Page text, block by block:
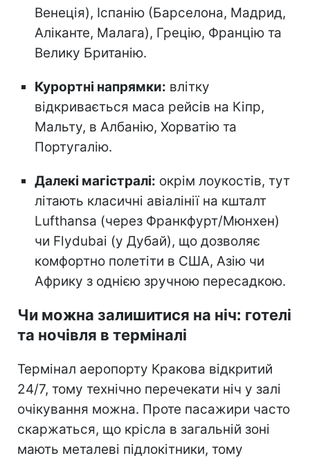
Венеція), Іспанію (Барселона, Мадрид,
Аліканте, Малага), Грецію, Францію та
Велику Британію.
Курортні напрямки: влітку
відкривається маса рейсів на Кіпр,
Мальту, в Албанію, Хорватію та
Португалію.
Далекі магістралі: окрім лоукостів, тут
літають класичні авіалінії на кшталт
Lufthansa (через Франкфурт/Мюнхен)
чи Flydubai (у Дубай), що дозволяє
комфортно полетіти в США, Азію чи
Африку з однією зручною пересадкою.
Чи можна залишитися на ніч: готелі
та ночівля в терміналі
Термінал аеропорту Кракова відкритий
24/7, тому технічно перечекати ніч у залі
очікування можна. Проте пасажири часто
скаржаться, що крісла в загальній зоні
мають металеві підлокітники, тому